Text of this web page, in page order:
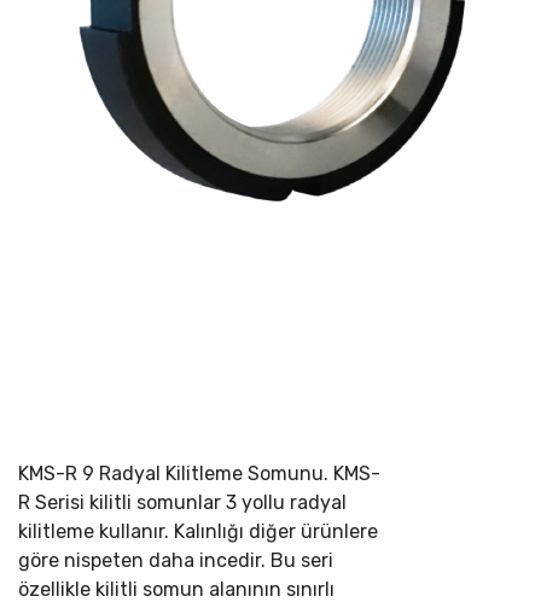
KMS-R 9 Radyal Kilitleme Somunu. KMS-
R Serisi kilitli somunlar 3 yollu radyal
kilitleme kullanır. Kalınlığı diğer ürünlere
göre nispeten daha incedir. Bu seri
özellikle kilitli somun alanının sınırlı